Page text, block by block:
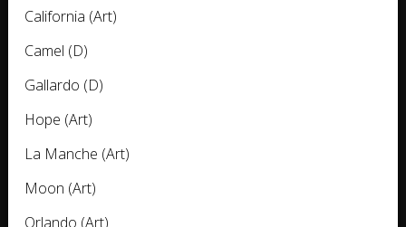
California (Art)
Camel (D)
Gallardo (D)
Hope (Art)
La Manche (Art)
Moon (Art)
Orlando (Art)